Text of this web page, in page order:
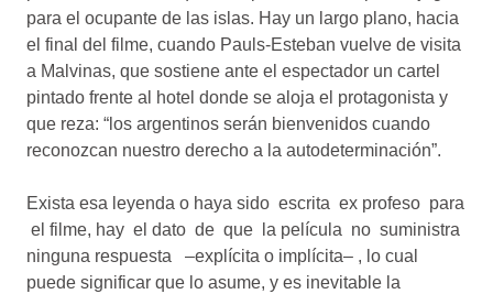
para el ocupante de las islas. Hay un largo plano, hacia
el final del filme, cuando Pauls-Esteban vuelve de visita
a Malvinas, que sostiene ante el espectador un cartel
pintado frente al hotel donde se aloja el protagonista y
que reza: “los argentinos serán bienvenidos cuando
reconozcan nuestro derecho a la autodeterminación”.
Exista esa leyenda o haya sido escrita ex profeso para
el filme, hay el dato de que la película no suministra
ninguna respuesta –explícita o implícita– , lo cual
puede significar que lo asume, y es inevitable la